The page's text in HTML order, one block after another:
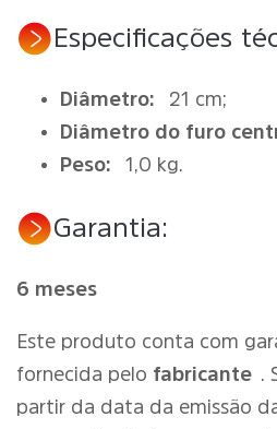
Especificações
Diâmetro:
21 cm;
Diâmetro do furo
Peso:
1,0 kg.
Garantia:
6 meses
Este produto conta com
fornecida pelo fabricante .
partir da data da emissão